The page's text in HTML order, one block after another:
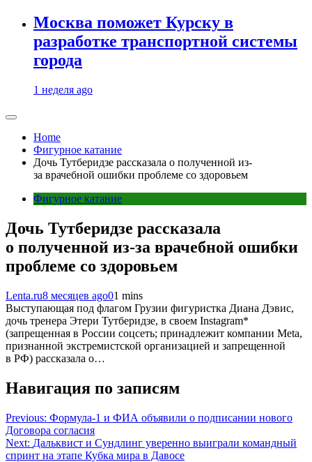
Москва поможет Курску в
разработке транспортной системы
города
1 неделя ago
Home
Фигурное катание
Дочь Тутберидзе рассказала о полученной из-
за врачебной ошибки проблеме со здоровьем
Фигурное катание
Дочь Тутберидзе рассказала
о полученной из-за врачебной ошибки
проблеме со здоровьем
Lenta.ru8 месяцев ago01 mins
Выступающая под флагом Грузии фигуристка Диана Дэвис,
дочь тренера Этери Тутберидзе, в своем Instagram*
(запрещенная в России соцсеть; принадлежит компании Meta,
признанной экстремистской организацией и запрещенной
в РФ) рассказала о…
Навигация по записям
Previous: Формула-1 и ФИА объявили о подписании нового
Договора согласия
Next: Дальквист и Сундлинг уверенно выиграли командный
спринт на этапе Кубка мира в Давосе